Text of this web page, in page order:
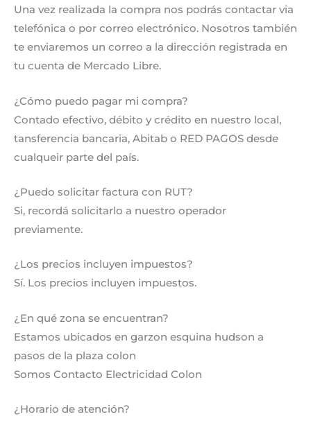
Una vez realizada la compra nos podrás contactar via
telefónica o por correo electrónico. Nosotros también
te enviaremos un correo a la dirección registrada en
tu cuenta de Mercado Libre.
¿Cómo puedo pagar mi compra?
Contado efectivo, débito y crédito en nuestro local,
tansferencia bancaria, Abitab o RED PAGOS desde
cualqueir parte del país.
¿Puedo solicitar factura con RUT?
Si, recordá solicitarlo a nuestro operador
previamente.
¿Los precios incluyen impuestos?
Sí. Los precios incluyen impuestos.
¿En qué zona se encuentran?
Estamos ubicados en garzon esquina hudson a
pasos de la plaza colon
Somos Contacto Electricidad Colon
¿Horario de atención?